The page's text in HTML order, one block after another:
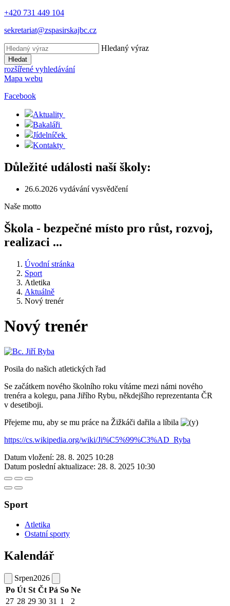
+420 731 449 104
sekretariat@zspasirskajbc.cz
Hledaný výraz
Hledat
rozšířené vyhledávání
Mapa webu
Facebook
Aktuality
Bakaláři
Jídelníček
Kontakty
Důležité události naší školy:
26.6.2026 vydávání vysvědčení
Naše motto
Škola - bezpečné místo pro růst, rozvoj,
realizaci ...
Úvodní stránka
Sport
Atletika
Aktuálně
Nový trenér
Nový trenér
Posila do našich atletických řad
Se začátkem nového školního roku vítáme mezi námi nového
trenéra a kolegu, pana Jiřího Rybu, někdejšího reprezentanta ČR
v desetiboji.
Přejeme mu, aby se mu práce na Žižkáči dařila a líbila
https://cs.wikipedia.org/wiki/Ji%C5%99%C3%AD_Ryba
Datum vložení: 28. 8. 2025 10:28
Datum poslední aktualizace: 28. 8. 2025 10:30
Sport
Atletika
Ostatní sporty
Kalendář
Srpen2026
Po Út St Čt Pá So Ne
27 28 29 30 31 1
2